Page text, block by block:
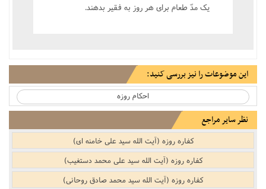
يک مدّ طعام براى هر روز به فقير بدهند.
این موضوعات را نیز بررسی کنید:
احکام روزه
نظر سایر مراجع
کفاره روزه (آیت الله سید علی خامنه ای)
کفاره روزه (آیت الله سید علی محمد دستغیب)
کفاره روزه (آیت الله سید محمد صادق روحانی)